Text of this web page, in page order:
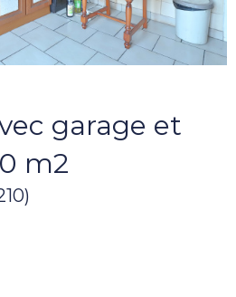
garage et
m2